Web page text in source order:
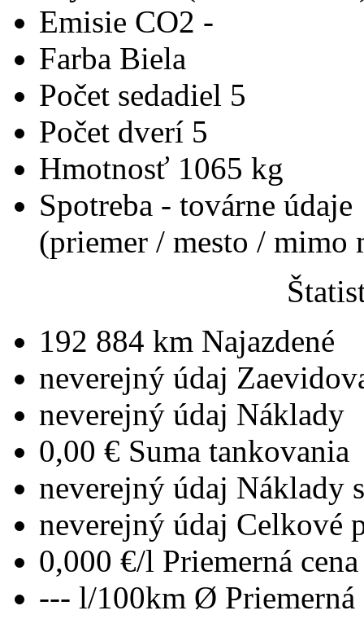
Emisie CO2 -
Farba Biela
Počet sedadiel 5
Počet dverí 5
Hmotnosť 1065 kg
Spotreba - továrne údaje
(priemer / mesto / mimo
192 884 km Najazdené
neverejný údaj
neverejný údaj Náklady
0,00 € Suma tankovania
neverejný údaj Náklady
neverejný údaj Celkové
0,000 €/l Priemerná
--- l/100km Ø Priemerná